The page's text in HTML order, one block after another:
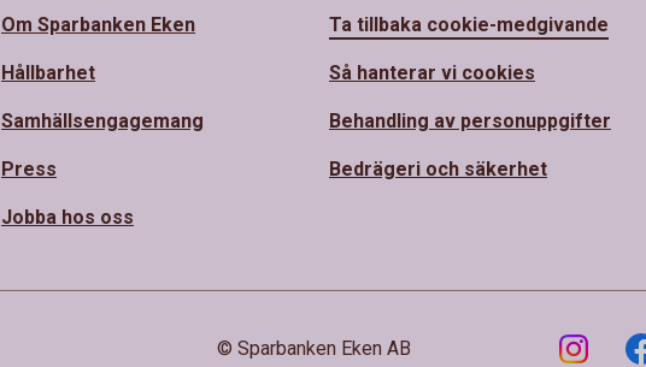
Om Sparbanken Eken
Hållbarhet
Samhällsengagemang
Press
Jobba hos oss
Ta tillbaka cookie-medgivande
Så hanterar vi cookies
Behandling av personuppgifter
Bedrägeri och säkerhet
© Sparbanken Eken AB